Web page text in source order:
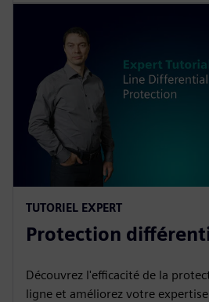
TUTORIEL EXPERT
Protection
Découvrez l'efficacité de la
ligne et améliorez votre